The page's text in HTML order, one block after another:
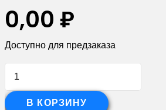
0,00 ₽
Доступно для предзаказа
Количество
Угол
В КОРЗИНУ